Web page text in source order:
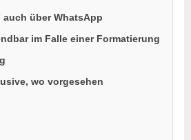
auch über WhatsApp
im Falle einer Formatierung
wo vorgesehen